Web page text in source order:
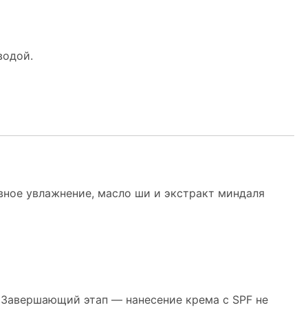
увлажнение, масло ши и экстракт миндаля
этап — нанесение крема с SPF не